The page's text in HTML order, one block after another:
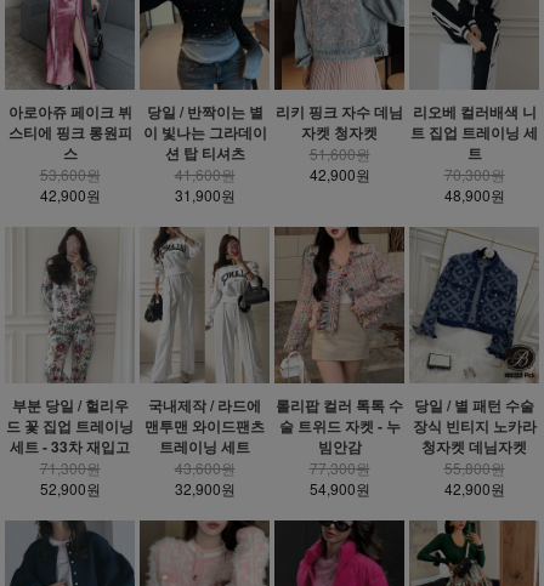
아로아쥬 페이크 뷔
스티에 핑크 롱원피
스
53,600원
42,900원
당일 / 반짝이는 별
이 빛나는 그라데이
션 탑 티셔츠
41,600원
31,900원
리키 핑크 자수 데님
자켓 청자켓
51,600원
42,900원
리오베 컬러배색 니
트 집업 트레이닝 세
트
70,300원
48,900원
부분 당일 / 헐리우
드 꽃 집업 트레이닝
세트 - 33차 재입고
71,300원
52,900원
국내제작 / 라드에
맨투맨 와이드팬츠
트레이닝 세트
43,600원
32,900원
롤리팝 컬러 톡톡 수
술 트위드 자켓 - 누
빔안감
77,300원
54,900원
당일 / 별 패턴 수술
장식 빈티지 노카라
청자켓 데님자켓
55,800원
42,900원